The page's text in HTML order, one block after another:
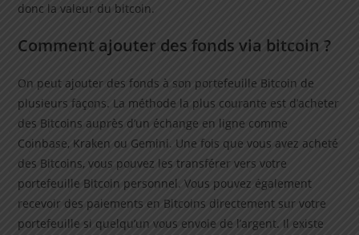
donc la valeur du bitcoin.
Comment ajouter des fonds via bitcoin ?
On peut ajouter des fonds à son portefeuille Bitcoin de
plusieurs façons. La méthode la plus courante est d’acheter
des Bitcoins auprès d’un échange en ligne comme
Coinbase, Kraken ou Gemini. Une fois que vous avez acheté
des Bitcoins, vous pouvez les transférer vers votre
portefeuille Bitcoin personnel. Vous pouvez également
recevoir des paiements en Bitcoins directement sur votre
portefeuille si quelqu’un vous envoie de l’argent. Il existe